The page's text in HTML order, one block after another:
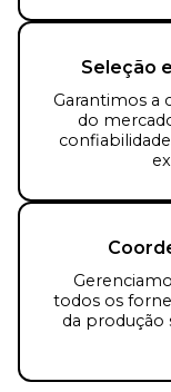
Seleção
Garantimos a
do
todos os
da produção